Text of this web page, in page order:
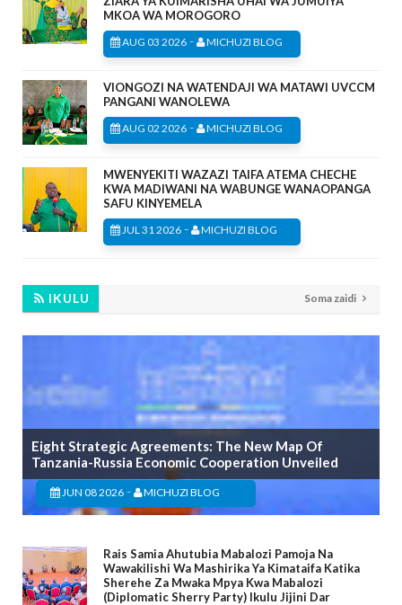
MKOA WA MOROGORO
AUG 03 2026 - MICHUZI BLOG
VIONGOZI NA WATENDAJI WA MATAWI UVCCM
PANGANI WANOLEWA
AUG 02 2026 - MICHUZI BLOG
MWENYEKITI WAZAZI TAIFA ATEMA CHECHE
KWA MADIWANI NA WABUNGE WANAOPANGA
SAFU KINYEMELA
JUL 31 2026 - MICHUZI BLOG
IKULU Soma zaidi
Eight Strategic Agreements: The New Map Of
Tanzania-Russia Economic Cooperation Unveiled
JUN 08 2026 - MICHUZI BLOG
Rais Samia Ahutubia Mabalozi Pamoja Na
Wawakilishi Wa Mashirika Ya Kimataifa Katika
Sherehe Za Mwaka Mpya Kwa Mabalozi
(Diplomatic Sherry Party) Ikulu Jijini Dar